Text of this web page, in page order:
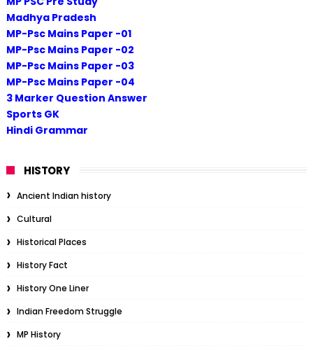
Madhya Pradesh
MP-Psc Mains Paper -01
MP-Psc Mains Paper -02
MP-Psc Mains Paper -03
MP-Psc Mains Paper -04
3 Marker Question Answer
Sports GK
Hindi Grammar
HISTORY
Ancient Indian history
Cultural
Historical Places
History Fact
History One Liner
Indian Freedom Struggle
MP History